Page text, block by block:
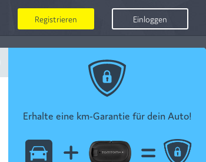
Registrieren Einloggen
Erhalte eine km-Garantie für dein Auto!